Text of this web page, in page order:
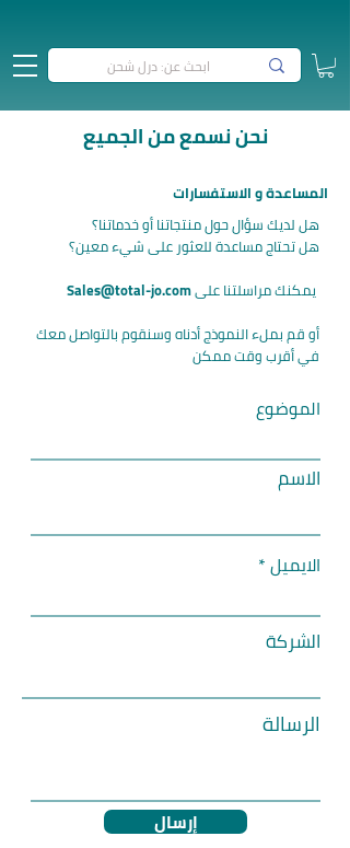
نحن نسمع من الجميع
المساعدة و الاستفسارات
هل لديك سؤال حول منتجاتنا أو خدماتنا؟
هل تحتاج مساعدة للعثور على شيء معين؟
Sales@total-jo.com
أو قم بملء النموذج أدناه وسنقوم بالتواصل معك
في أقرب وقت ممكن
الموضوع
الاسم
الايميل
الشركة
الرسالة
إرسال